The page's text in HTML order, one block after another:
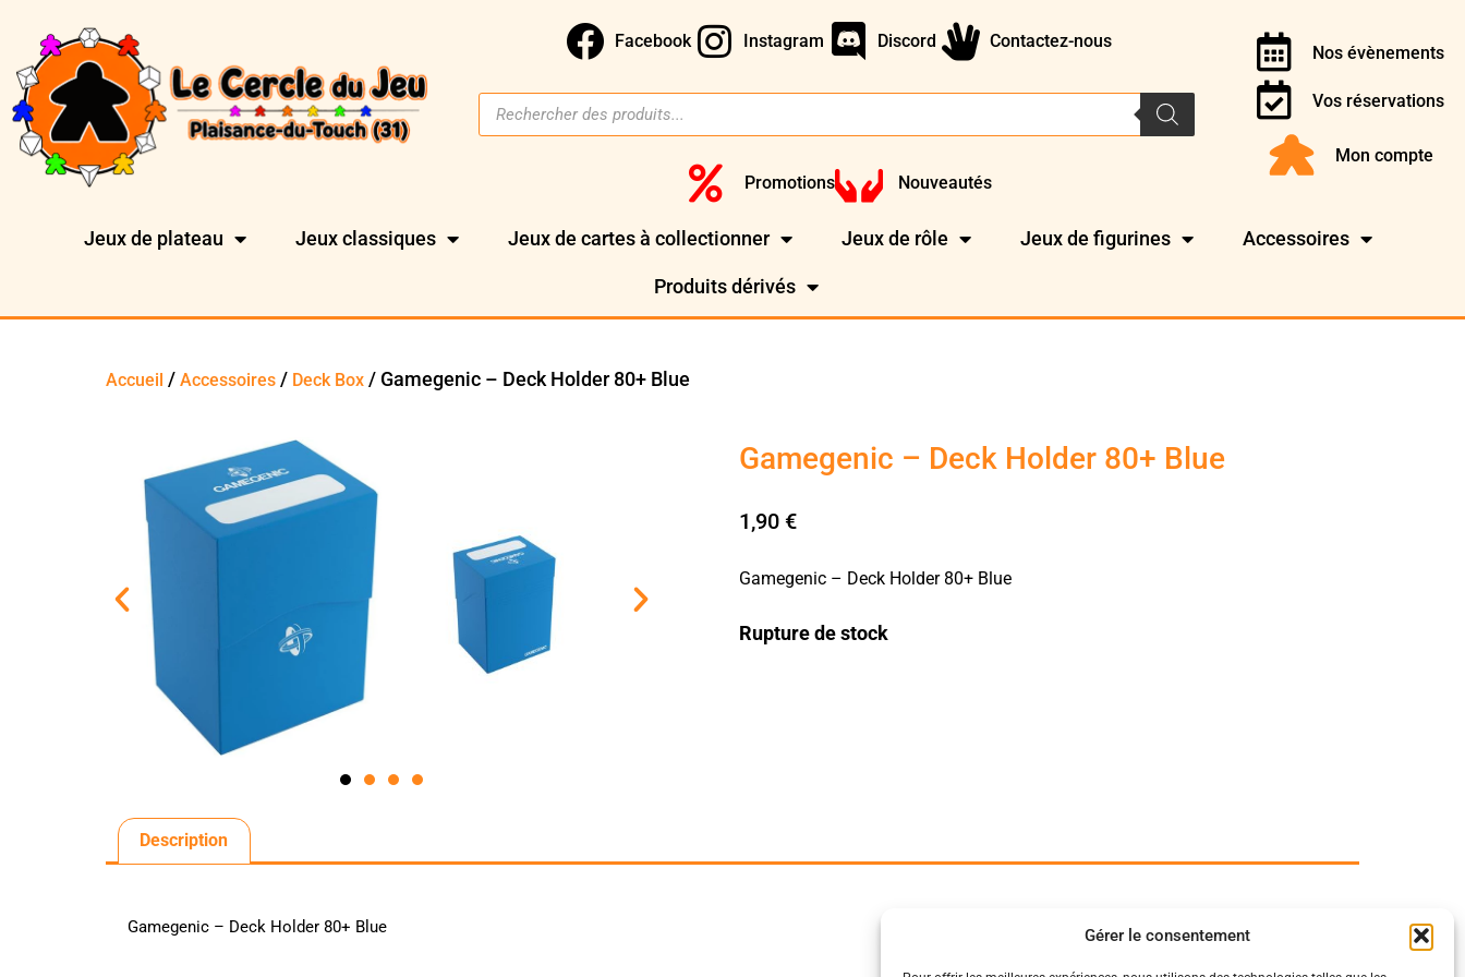
Gérer le consentement
Facebook Instagram Discord Contactez-nous
Promotions Nouveautés
Nos évènements
Vos réservations
Mon compte
Jeux de plateau Jeux classiques Jeux de cartes à collectionner Jeux de rôle Jeux de figurines Accessoires
Produits dérivés
Accueil /Accessoires / Deck Box / Gamegenic – Deck Holder 80+ Blue
Gamegenic – Deck Holder 80+ Blue
1,90 €
Gamegenic – Deck Holder 80+ Blue
Rupture de stock
Description
Gamegenic – Deck Holder 80+ Blue